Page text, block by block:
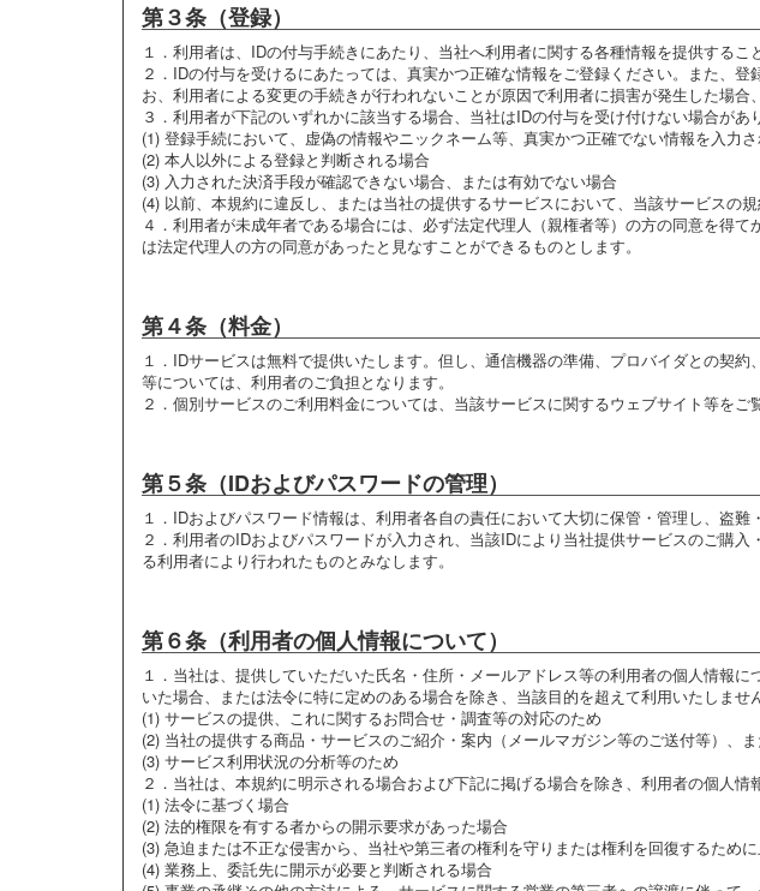
第３条（登録）
１． 利用者は、IDの付与手続きにあたり、当社へ利用者に関する各種情報を提供するこ
２． IDの付与を受けるにあたっては、真実かつ正確な情報をご登録ください。また、
お、利用者による変更の手続きが行われないことが原因で利用者に損害が発生した場合
３． 利用者が下記のいずれかに該当する場合、当社はIDの付与を受け付けない場合があ
(1) 登録手続において、虚偽の情報やニックネーム等、真実かつ正確でない情報を入力
(2) 本人以外による登録と判断される場合
(3) 入力された決済手段が確認できない場合、または有効でない場合
(4) 以前、本規約に違反し、または当社の提供するサービスにおいて、当該サービスの
４． 利用者が未成年者である場合には、必ず法定代理人（親権者等）の方の同意を得
は法定代理人の方の同意があったと見なすことができるものとします。
第４条（料金）
１． IDサービスは無料で提供いたします。但し、通信機器の準備、プロバイダとの契
等については、利用者のご負担となります。
２． 個別サービスのご利用料金については、当該サービスに関するウェブサイト等をご
第５条（IDおよびパスワードの管理）
１． IDおよびパスワード情報は、利用者各自の責任において大切に保管・管理し、盗難
２． 利用者のIDおよびパスワードが入力され、当該IDにより当社提供サービスのご購
る利用者により行われたものとみなします。
第６条（利用者の個人情報について）
１． 当社は、提供していただいた氏名・住所・メールアドレス等の利用者の個人情報
いた場合、または法令に特に定めのある場合を除き、当該目的を超えて利用いたしません
(1) サービスの提供、これに関するお問合せ・調査等の対応のため
(2) 当社の提供する商品・サービスのご紹介・案内（メールマガジン等のご送付等）、
(3) サービス利用状況の分析等のため
２． 当社は、本規約に明示される場合および下記に掲げる場合を除き、利用者の個人情
(1) 法令に基づく場合
(2) 法的権限を有する者からの開示要求があった場合
(3) 急迫または不正な侵害から、当社や第三者の権利を守りまたは権利を回復するため
(4) 業務上、委託先に開示が必要と判断される場合